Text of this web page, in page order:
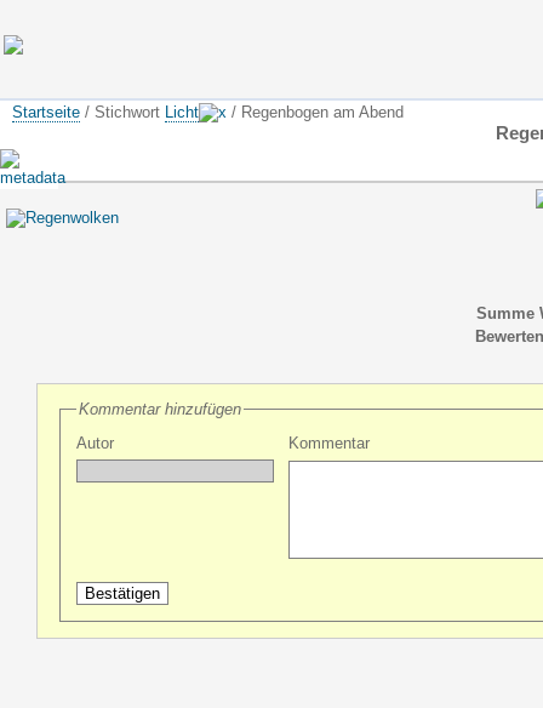
Startseite / Stichwort Licht / Regenbogen am Abend
Summe
Kommentar hinzufügen
Autor
Kommentar